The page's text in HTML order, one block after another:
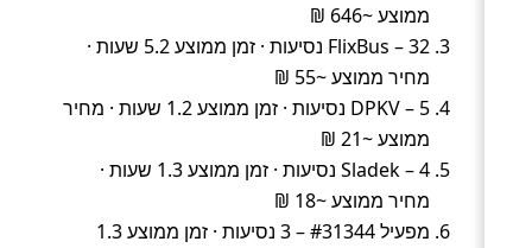
ממוצע ~646 ₪
FlixBus – 32 נסיעות · זמן ממוצע 5.2 שעות ·
מחיר ממוצע ~55 ₪
DPKV – 5 נסיעות · זמן ממוצע 1.2 שעות · מחיר
ממוצע ~21 ₪
Sladek – 4 נסיעות · זמן ממוצע 1.3 שעות ·
מחיר ממוצע ~18 ₪
מפעיל #31344 – 3 נסיעות · זמן ממוצע 1.3